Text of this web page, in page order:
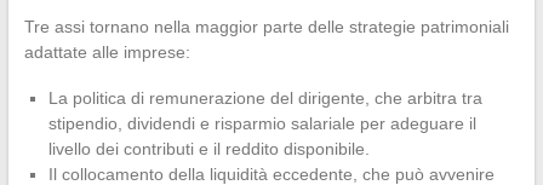
Tre assi tornano nella maggior parte delle strategie patrimoniali
adattate alle imprese:
La politica di remunerazione del dirigente, che arbitra tra
stipendio, dividendi e risparmio salariale per adeguare il
livello dei contributi e il reddito disponibile.
Il collocamento della liquidità eccedente, che può avvenire